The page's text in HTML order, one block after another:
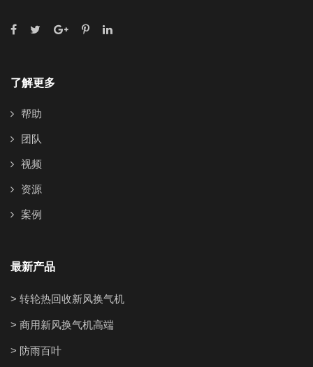
了解更多
帮助
团队
视频
资源
案例
最新产品
> 转轮热回收新风换气机
> 商用新风换气机高端
> 防雨百叶